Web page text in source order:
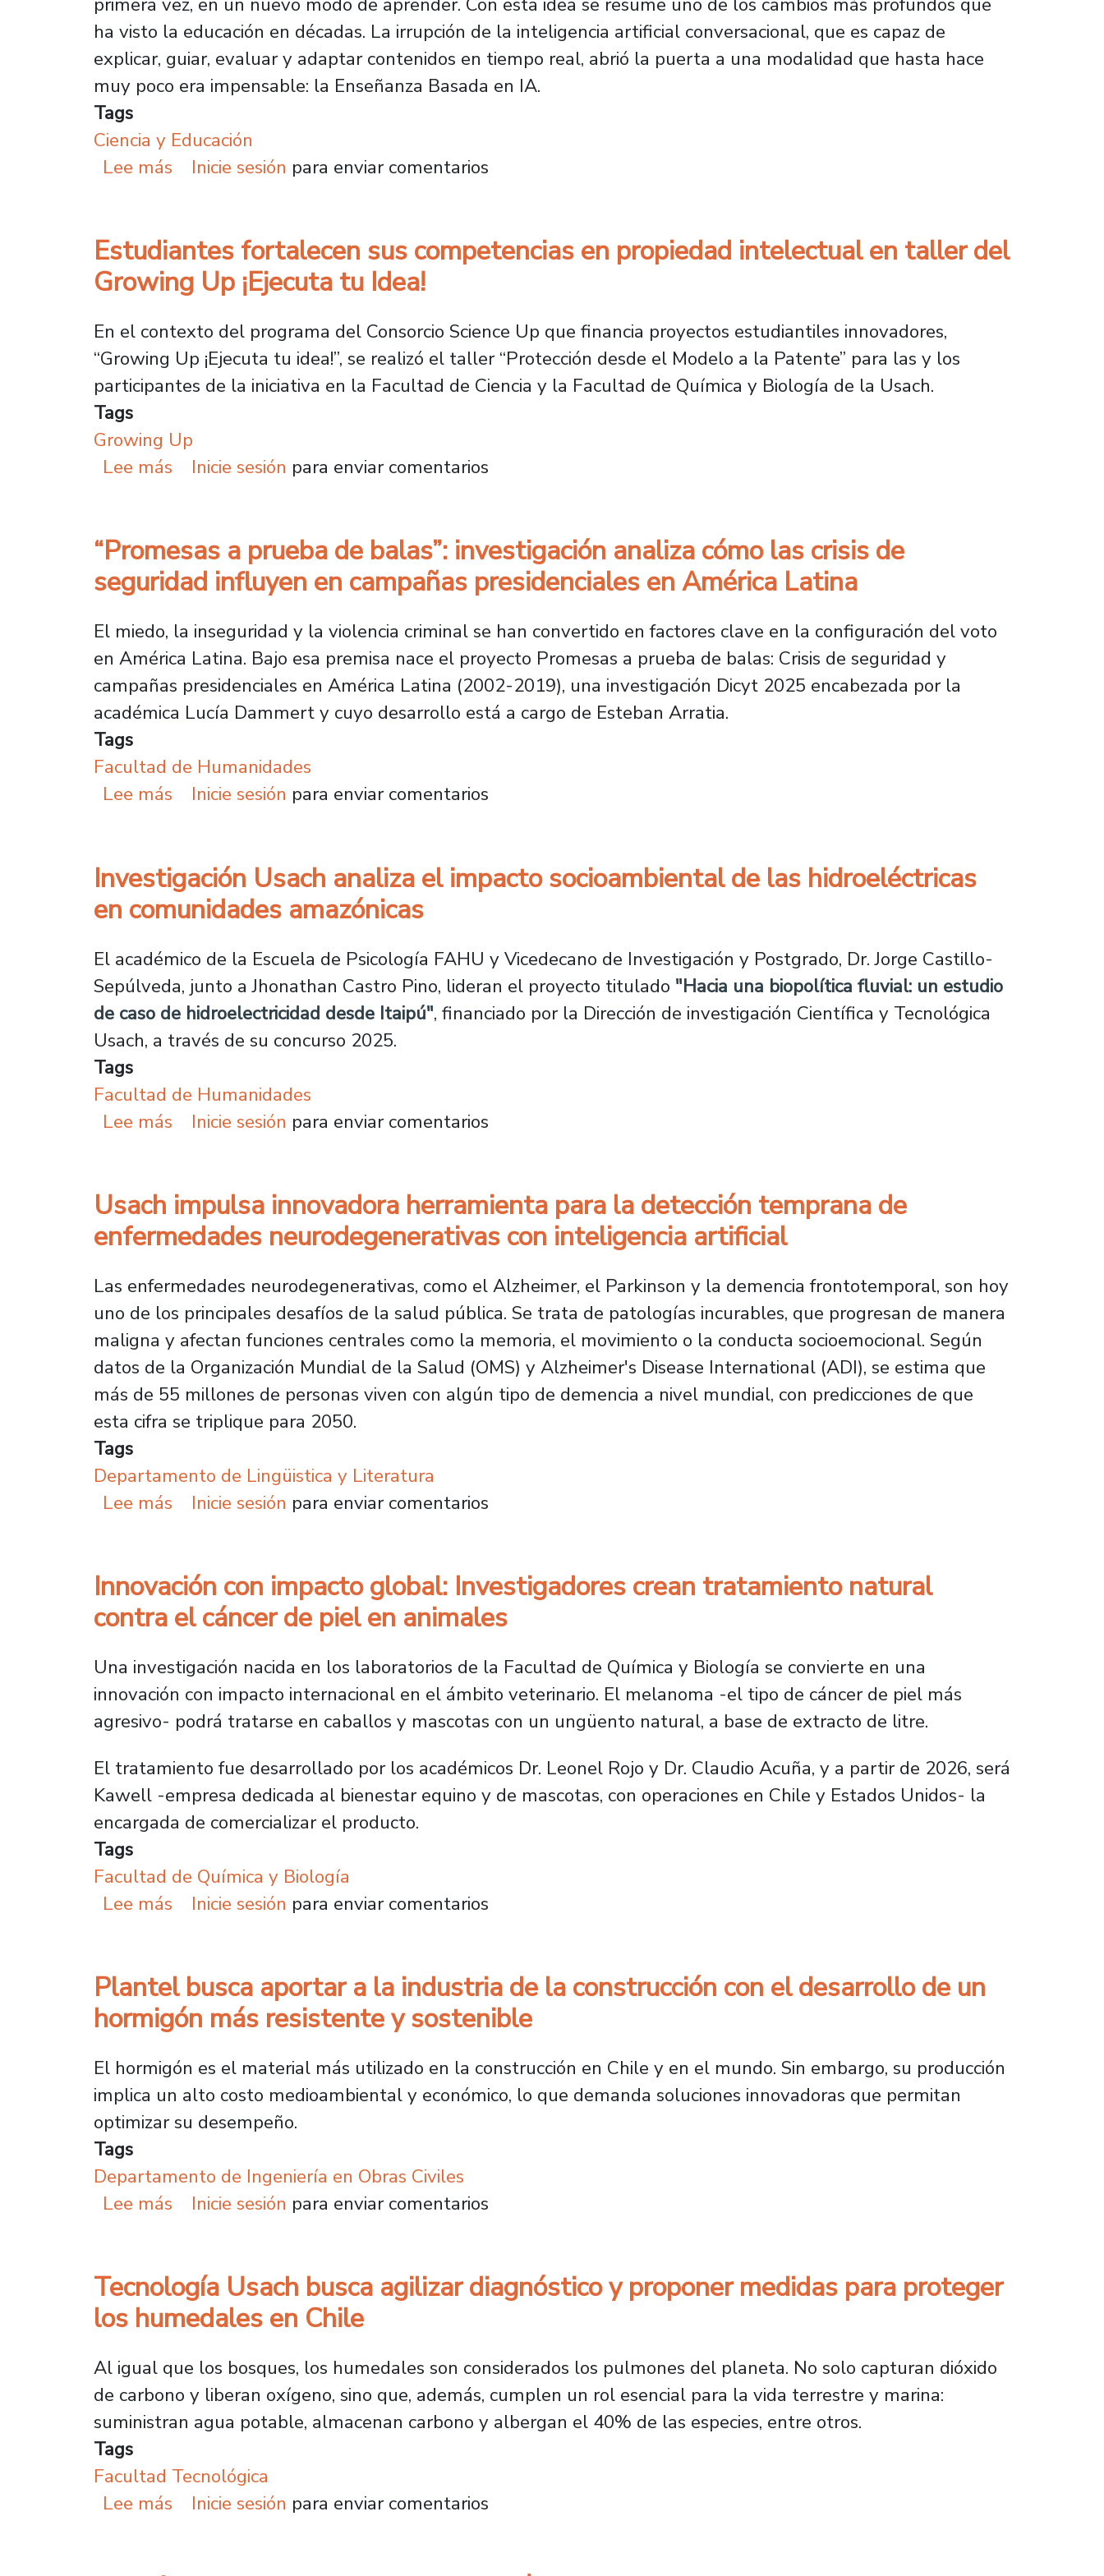
ha visto la educación en décadas. La irrupción de la inteligencia artificial conversacional, que es capaz de
explicar, guiar, evaluar y adaptar contenidos en tiempo real, abrió la puerta a una modalidad que hasta hace
muy poco era impensable: la Enseñanza Basada en IA.
Tags
Ciencia y Educación
Lee más sobre La IA redefine el aprendizaje y abre un camino inédito para colegios y universidades
Inicie sesión para enviar comentarios
Estudiantes fortalecen sus competencias en propiedad intelectual en taller del
Growing Up ¡Ejecuta tu Idea!
En el contexto del programa del Consorcio Science Up que financia proyectos estudiantiles innovadores,
“Growing Up ¡Ejecuta tu idea!”, se realizó el taller “Protección desde el Modelo a la Patente” para las y los
participantes de la iniciativa en la Facultad de Ciencia y la Facultad de Química y Biología de la Usach.
Tags
Growing Up
Lee más sobre Estudiantes fortalecen sus competencias en propiedad intelectual en taller del Growing Up ¡Ejecuta tu
Inicie sesión para enviar comentarios
“Promesas a prueba de balas”: investigación analiza cómo las crisis de
seguridad influyen en campañas presidenciales en América Latina
El miedo, la inseguridad y la violencia criminal se han convertido en factores clave en la configuración del voto
en América Latina. Bajo esa premisa nace el proyecto Promesas a prueba de balas: Crisis de seguridad y
campañas presidenciales en América Latina (2002-2019), una investigación Dicyt 2025 encabezada por la
académica Lucía Dammert y cuyo desarrollo está a cargo de Esteban Arratia.
Tags
Facultad de Humanidades
Lee más sobre “Promesas a prueba de balas”: investigación analiza cómo las crisis de seguridad influyen en campañas
Inicie sesión para enviar comentarios
Investigación Usach analiza el impacto socioambiental de las hidroeléctricas
en comunidades amazónicas
El académico de la Escuela de Psicología FAHU y Vicedecano de Investigación y Postgrado, Dr. Jorge Castillo-
Sepúlveda, junto a Jhonathan Castro Pino, lideran el proyecto titulado "Hacia una biopolítica fluvial: un estudio
de caso de hidroelectricidad desde Itaipú", financiado por la Dirección de investigación Científica y Tecnológica
Usach, a través de su concurso 2025.
Tags
Facultad de Humanidades
Lee más sobre Investigación Usach analiza el impacto socioambiental de las hidroeléctricas en comunidades amazónicas
Inicie sesión para enviar comentarios
Usach impulsa innovadora herramienta para la detección temprana de
enfermedades neurodegenerativas con inteligencia artificial
Las enfermedades neurodegenerativas, como el Alzheimer, el Parkinson y la demencia frontotemporal, son hoy
uno de los principales desafíos de la salud pública. Se trata de patologías incurables, que progresan de manera
maligna y afectan funciones centrales como la memoria, el movimiento o la conducta socioemocional. Según
datos de la Organización Mundial de la Salud (OMS) y Alzheimer's Disease International (ADI), se estima que
más de 55 millones de personas viven con algún tipo de demencia a nivel mundial, con predicciones de que
esta cifra se triplique para 2050.
Tags
Departamento de Lingüistica y Literatura
Lee más sobre Usach impulsa innovadora herramienta para la detección temprana de enfermedades
Inicie sesión para enviar comentarios
Innovación con impacto global: Investigadores crean tratamiento natural
contra el cáncer de piel en animales
Una investigación nacida en los laboratorios de la Facultad de Química y Biología se convierte en una
innovación con impacto internacional en el ámbito veterinario. El melanoma -el tipo de cáncer de piel más
agresivo- podrá tratarse en caballos y mascotas con un ungüento natural, a base de extracto de litre.
El tratamiento fue desarrollado por los académicos Dr. Leonel Rojo y Dr. Claudio Acuña, y a partir de 2026, será
Kawell -empresa dedicada al bienestar equino y de mascotas, con operaciones en Chile y Estados Unidos- la
encargada de comercializar el producto.
Tags
Facultad de Química y Biología
Lee más sobre Innovación con impacto global: Investigadores crean tratamiento natural contra el cáncer de piel en
Inicie sesión para enviar comentarios
Plantel busca aportar a la industria de la construcción con el desarrollo de un
hormigón más resistente y sostenible
El hormigón es el material más utilizado en la construcción en Chile y en el mundo. Sin embargo, su producción
implica un alto costo medioambiental y económico, lo que demanda soluciones innovadoras que permitan
optimizar su desempeño.
Tags
Departamento de Ingeniería en Obras Civiles
Lee más sobre Plantel busca aportar a la industria de la construcción con el desarrollo de un hormigón más resistente y
Inicie sesión para enviar comentarios
Tecnología Usach busca agilizar diagnóstico y proponer medidas para proteger
los humedales en Chile
Al igual que los bosques, los humedales son considerados los pulmones del planeta. No solo capturan dióxido
de carbono y liberan oxígeno, sino que, además, cumplen un rol esencial para la vida terrestre y marina:
suministran agua potable, almacenan carbono y albergan el 40% de las especies, entre otros.
Tags
Facultad Tecnológica
Lee más sobre Tecnología Usach busca agilizar diagnóstico y proponer medidas para proteger los humedales en Chile
Inicie sesión para enviar comentarios